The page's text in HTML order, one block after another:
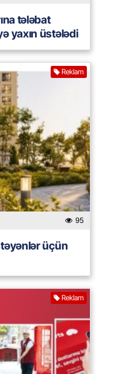
tələbat
yaxın üstələdi
Reklam
95
üçün
Reklam